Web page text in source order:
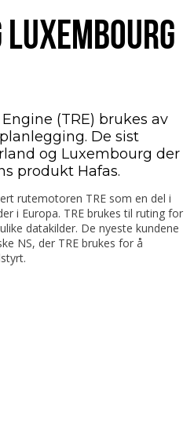
(TRE) brukes av
De sist
og Luxembourg der
produkt Hafas.
rutemotoren TRE som en del i
i Europa. TRE brukes til ruting for
datakilder. De nyeste kundene
NS, der TRE brukes for å